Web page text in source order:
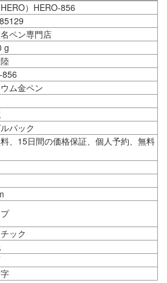
）HERO-856
ペン専門店
g
856
ム金ペン
パック
、15日間の価格保証、個人予約、無料
ック